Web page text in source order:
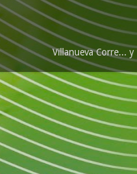
Villanueva Corre...